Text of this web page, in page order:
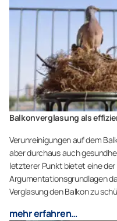
Balkonverglasung als
Verunreinigungen auf dem
aber durchaus auch
letzterer Punkt bietet eine
Argumentationsgrundlagen
Verglasung den Balkon zu
mehr erfahren…